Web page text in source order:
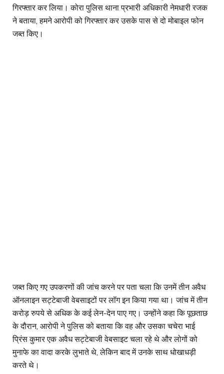
गिरफ्तार कर लिया। कोरा पुलिस थाना प्रभारी अधिकारी नेमधारी रजक
ने बताया, हमने आरोपी को गिरफ्तार कर उसके पास से दो मोबाइल फोन
जब्त किए।
जब्त किए गए उपकरणों की जांच करने पर पता चला कि उनमें तीन अवैध
ऑनलाइन सट्टेबाजी वेबसाइटों पर लॉग इन किया गया था। जांच में तीन
करोड़ रुपये से अधिक के कई लेन-देन पाए गए। उन्होंने कहा कि पूछताछ
के दौरान, आरोपी ने पुलिस को बताया कि वह और उसका चचेरा भाई
प्रिंस कुमार एक अवैध सट्टेबाजी वेबसाइट चला रहे थे और लोगों को
मुनाफे का वादा करके लुभाते थे, लेकिन बाद में उनके साथ धोखाधड़ी
करते थे।